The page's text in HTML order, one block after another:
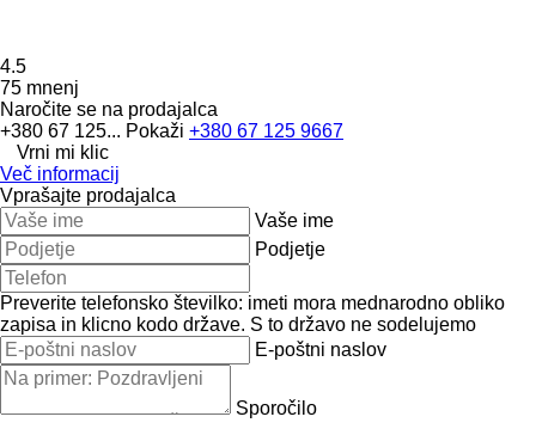
4.5
75 mnenj
Naročite se na prodajalca
+380 67 125... Pokaži +380 67 125 9667
Vrni mi klic
Več informacij
Vprašajte prodajalca
Vaše ime
Podjetje
Preverite telefonsko številko: imeti mora mednarodno obliko
zapisa in klicno kodo države. S to državo ne sodelujemo
E-poštni naslov
Sporočilo